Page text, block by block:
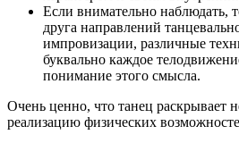
Если внимательно наблюдать,
друга направлений
импровизации, различные
буквально каждое
понимание этого смысла.
Очень ценно, что танец раскрывает
реализацию физических